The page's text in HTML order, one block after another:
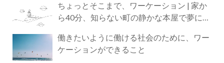
ちょっとそこまで、ワーケーション | 家か
ら40分、知らない町の静かな本屋で夢に近
働きたいように働ける社会のために、ワー
ケーションができること